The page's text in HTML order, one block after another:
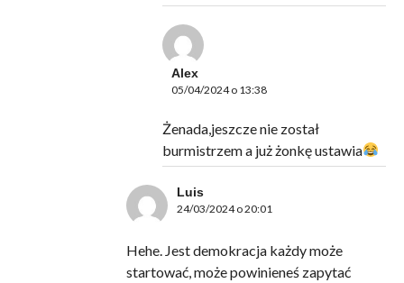
Alex
05/04/2024 o 13:38
Żenada,jeszcze nie został
burmistrzem a już żonkę ustawia
Luis
24/03/2024 o 20:01
Hehe. Jest demokracja każdy może
startować, może powinieneś zapytać